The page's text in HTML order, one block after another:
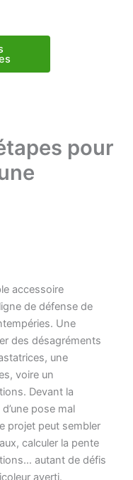
pour
accessoire
de défense de
Une
des désagréments
une
voire un
Devant la
pose mal
projet peut sembler
calculer la pente
autant de défis
averti.